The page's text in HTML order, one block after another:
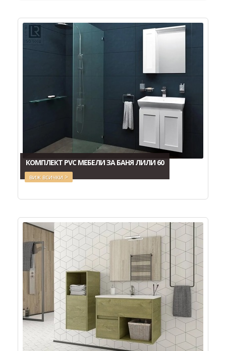
КОМПЛЕКТ PVC МЕБЕЛИ ЗА БАНЯ ЛИЛИ 60
виж всички >